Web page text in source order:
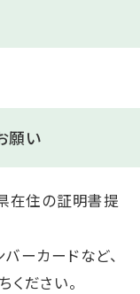
願い
在住の証明書提
ーカードなど、
ださい。